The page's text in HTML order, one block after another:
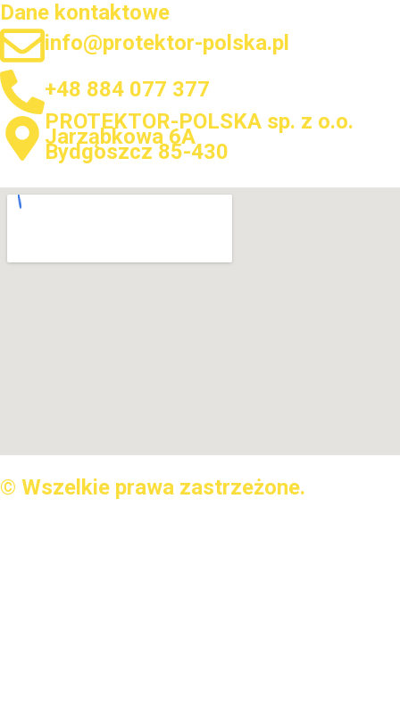
Dane kontaktowe
info@protektor-polska.pl
+48 884 077 377
PROTEKTOR-POLSKA sp. z o.o.
Jarząbkowa 6A
Bydgoszcz 85-430
© Wszelkie prawa zastrzeżone.